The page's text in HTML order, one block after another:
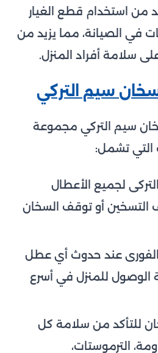
من استخدام قطع الغيار
في الصيانة، مما يزيد من
سلامة أفراد المنزل.
سيم التركي
سيم التركي مجموعة
التي تشمل:
لجميع الأعطال
التسخين أو توقف السخان
عند حدوث أي عطل
الوصول للمنزل في أسرع
للتأكد من سلامة كل
الترموستات،